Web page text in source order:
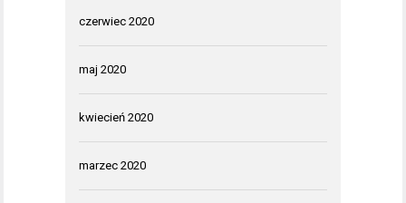
czerwiec 2020
maj 2020
kwiecień 2020
marzec 2020